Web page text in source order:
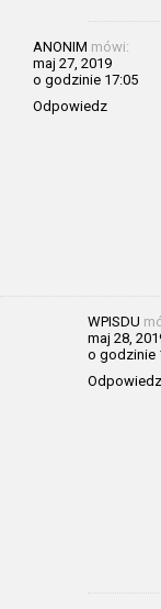
ANONIM mówi:
maj 27, 2019
o godzinie 17:05
Odpowiedz
WPISDU
maj 28,
o godzinie
Odpowiedz